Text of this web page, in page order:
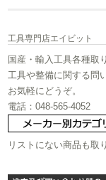
工具専門店エイビット
国産・輸入工具各種取
工具や整備に関する問
お気軽にどうぞ。
電話：048-565-4052
リストにない商品も取